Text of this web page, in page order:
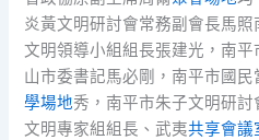
炎黃文明研討會常務副會長馬
文明領導小組組長張建光，南平
山市委書記馬必剛，南平市國民
學場地秀，南平市朱子文明研
文明專家組組長、武夷共享會議